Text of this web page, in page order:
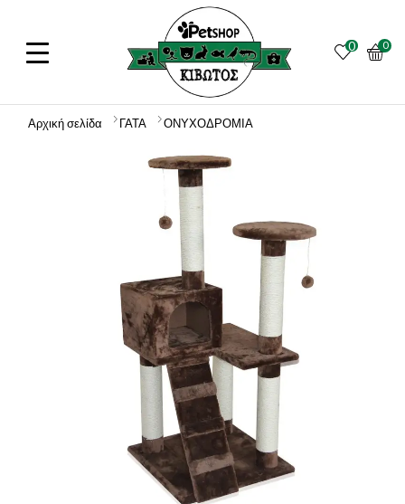
0 0
Αρχική σελίδα ΓΑΤΑ ΟΝΥΧΟΔΡΟΜΙΑ